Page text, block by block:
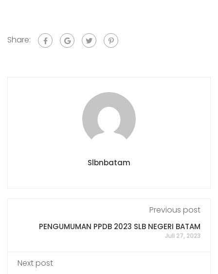
Share:
Slbnbatam
Previous post
PENGUMUMAN PPDB 2023 SLB NEGERI BATAM
Juli 27, 2023
Next post